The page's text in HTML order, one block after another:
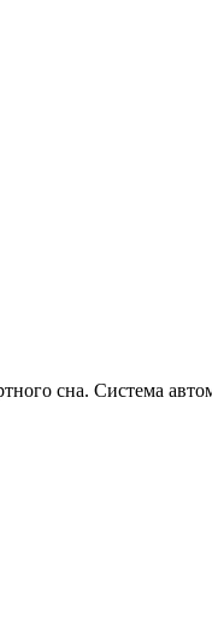
сна. Система